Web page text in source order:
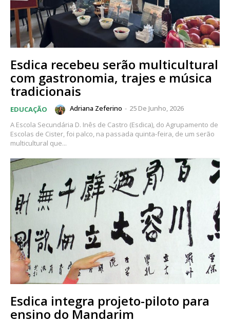
Esdica recebeu serão multicultural
com gastronomia, trajes e música
tradicionais
EDUCAÇÃO Adriana Zeferino - 25 De Junho, 2026
A Escola Secundária D. Inês de Castro (Esdica), do Agrupamento de
Escolas de Cister, foi palco, na passada quinta-feira, de um serão
multicultural que...
Esdica integra projeto-piloto para
ensino do Mandarim